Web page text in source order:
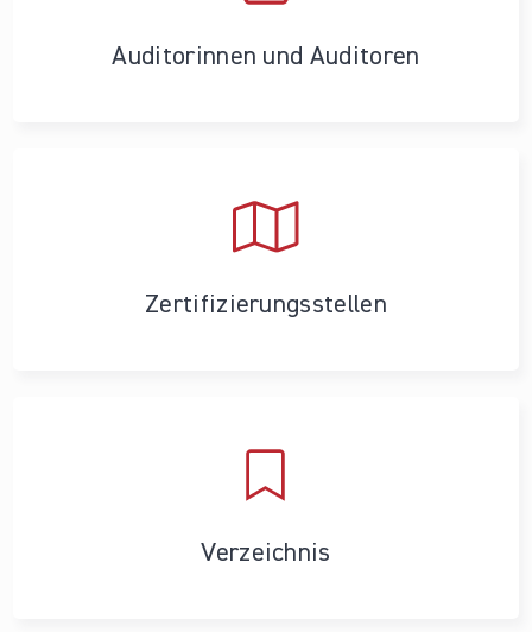
Auditorinnen und Auditoren
Zertifizierungs­stellen
Verzeichnis